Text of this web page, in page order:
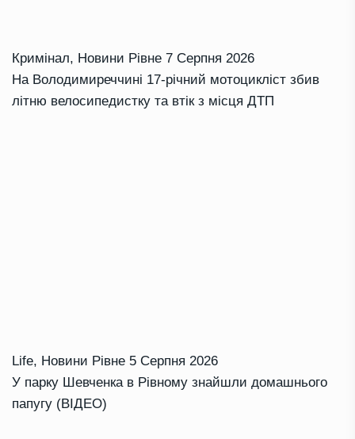
Кримінал, Новини Рівне 7 Серпня 2026
На Володимиреччині 17-річний мотоцикліст збив
літню велосипедистку та втік з місця ДТП
Life, Новини Рівне 5 Серпня 2026
У парку Шевченка в Рівному знайшли домашнього
папугу (ВІДЕО)